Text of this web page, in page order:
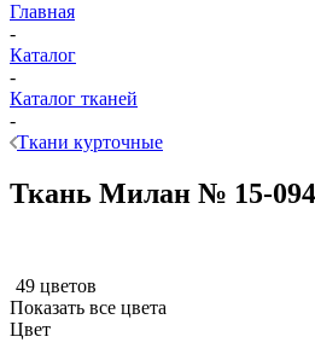
Главная
-
Каталог
-
Каталог тканей
-
Ткани курточные
Ткань Милан № 15-
49 цветов
Показать все цвета
Цвет